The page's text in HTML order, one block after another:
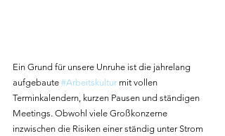
Ein Grund für unsere Unruhe ist die jahrelang
aufgebaute #Arbeitskultur mit vollen
Terminkalendern, kurzen Pausen und ständigen
Meetings. Obwohl viele Großkonzerne
inzwischen die Risiken einer ständig unter Strom